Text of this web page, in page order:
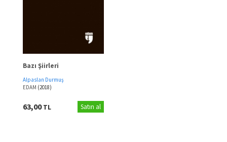
Bazı Şiirleri
Alpaslan Durmuş
EDAM (2018)
63,00TL Satın al